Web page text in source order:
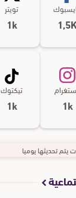
تويتر
1k
1k
تيكتوك
1k
يتم تحديثها يوميا